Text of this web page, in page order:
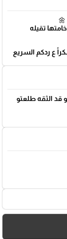
🌼
تقيله
ع ردكم السريع
قد الثقه طلعتو